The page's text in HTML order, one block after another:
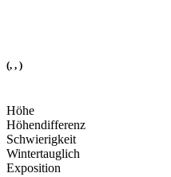
(, , )
Höhe
Höhendifferenz
Schwierigkeit
Wintertauglich
Exposition